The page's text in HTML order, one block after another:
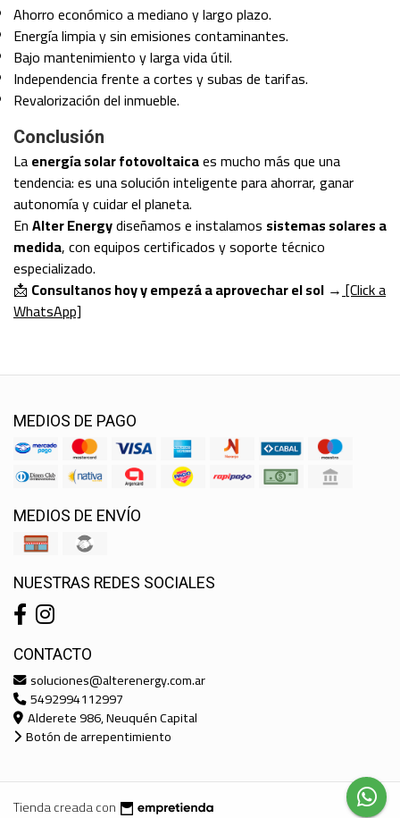
Ahorro económico a mediano y largo plazo.
Energía limpia y sin emisiones contaminantes.
Bajo mantenimiento y larga vida útil.
Independencia frente a cortes y subas de tarifas.
Revalorización del inmueble.
Conclusión
Laenergía solar fotovoltaicaes mucho más que una
tendencia: es una solución inteligente para ahorrar, ganar
autonomía y cuidar el planeta.
EnAlter Energydiseñamos e instalamos sistemas solares a
medida, con equipos certificados y soporte técnico
especializado.
📩 Consultanos hoy y empezá a aprovechar el sol →[Click a
WhatsApp]
MEDIOS DE PAGO
MEDIOS DE ENVÍO
NUESTRAS REDES SOCIALES
CONTACTO
soluciones@alterenergy.com.ar
5492994112997
Alderete 986, Neuquén Capital
Botón de arrepentimiento
Tienda creada con